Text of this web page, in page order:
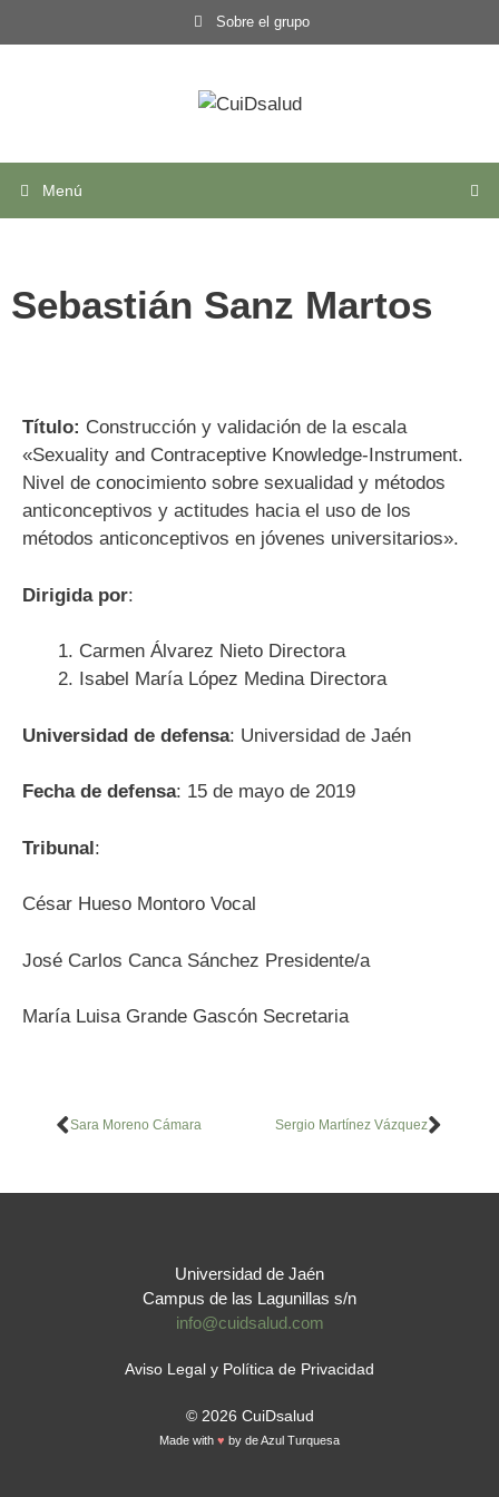
Sobre el grupo
Menú
Sebastián Sanz Martos
Título: Construcción y validación de la escala
«Sexuality and Contraceptive Knowledge-Instrument.
Nivel de conocimiento sobre sexualidad y métodos
anticonceptivos y actitudes hacia el uso de los
métodos anticonceptivos en jóvenes universitarios».
Dirigida por:
Carmen Álvarez Nieto Directora
Isabel María López Medina Directora
Universidad de defensa: Universidad de Jaén
Fecha de defensa: 15 de mayo de 2019
Tribunal:
César Hueso Montoro Vocal
José Carlos Canca Sánchez Presidente/a
María Luisa Grande Gascón Secretaria
Sara Moreno Cámara Sergio Martínez Vázquez
Universidad de Jaén
Campus de las Lagunillas s/n
info@cuidsalud.com
Aviso Legal y Política de Privacidad
© 2026 CuiDsalud
Made with ♥ by de Azul Turquesa